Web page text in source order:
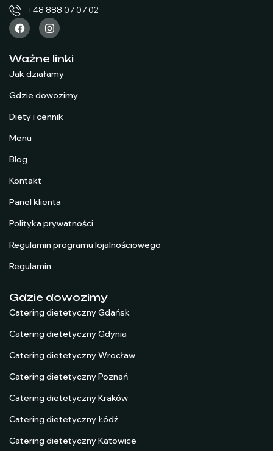
+48 888 07 07 02
Ważne linki
Jak działamy
Gdzie dowozimy
Diety i cennik
Menu
Blog
Kontakt
Panel klienta
Polityka prywatności
Regulamin programu lojalnościowego
Regulamin
Gdzie dowozimy
Catering dietetyczny Gdańsk
Catering dietetyczny Gdynia
Catering dietetyczny Wrocław
Catering dietetyczny Poznań
Catering dietetyczny Kraków
Catering dietetyczny Łódź
Catering dietetyczny Katowice